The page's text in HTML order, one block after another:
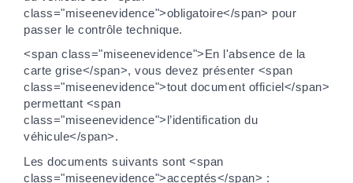
class="miseenevidence">obligatoire</span> pour
passer le contrôle technique.
<span class="miseenevidence">En l'absence de la
carte grise</span>, vous devez présenter <span
class="miseenevidence">tout document officiel</span>
permettant <span
class="miseenevidence">l’identification du
véhicule</span>.
Les documents suivants sont <span
class="miseenevidence">acceptés</span> :